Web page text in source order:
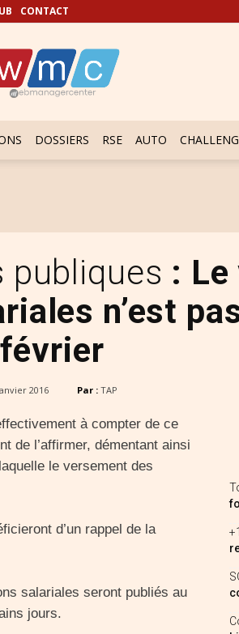
CONTACT
DOSSIERS RSE AUTO
publiques :
n’est
février
2016 Par : TAP
à compter de ce
de l’affirmer, démentant ainsi
le versement des
d’un rappel de la
salariales seront publiés au
jours.